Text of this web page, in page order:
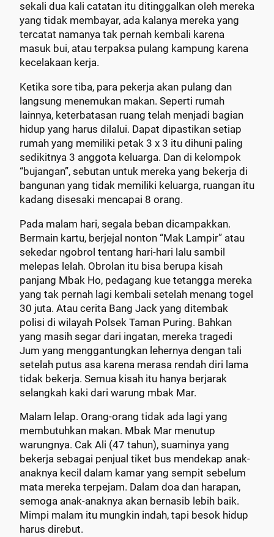
sekali dua kali catatan itu ditinggalkan oleh mereka
yang tidak membayar, ada kalanya mereka yang
tercatat namanya tak pernah kembali karena
masuk bui, atau terpaksa pulang kampung karena
kecelakaan kerja.
Ketika sore tiba, para pekerja akan pulang dan
langsung menemukan makan. Seperti rumah
lainnya, keterbatasan ruang telah menjadi bagian
hidup yang harus dilalui. Dapat dipastikan setiap
rumah yang memiliki petak 3 x 3 itu dihuni paling
sedikitnya 3 anggota keluarga. Dan di kelompok
“bujangan”, sebutan untuk mereka yang bekerja di
bangunan yang tidak memiliki keluarga, ruangan itu
kadang disesaki mencapai 8 orang.
Pada malam hari, segala beban dicampakkan.
Bermain kartu, berjejal nonton “Mak Lampir” atau
sekedar ngobrol tentang hari-hari lalu sambil
melepas lelah. Obrolan itu bisa berupa kisah
panjang Mbak Ho, pedagang kue tetangga mereka
yang tak pernah lagi kembali setelah menang togel
30 juta. Atau cerita Bang Jack yang ditembak
polisi di wilayah Polsek Taman Puring. Bahkan
yang masih segar dari ingatan, mereka tragedi
Jum yang menggantungkan lehernya dengan tali
setelah putus asa karena merasa rendah diri lama
tidak bekerja. Semua kisah itu hanya berjarak
selangkah kaki dari warung mbak Mar.
Malam lelap. Orang-orang tidak ada lagi yang
membutuhkan makan. Mbak Mar menutup
warungnya. Cak Ali (47 tahun), suaminya yang
bekerja sebagai penjual tiket bus mendekap anak-
anaknya kecil dalam kamar yang sempit sebelum
mata mereka terpejam. Dalam doa dan harapan,
semoga anak-anaknya akan bernasib lebih baik.
Mimpi malam itu mungkin indah, tapi besok hidup
harus direbut.